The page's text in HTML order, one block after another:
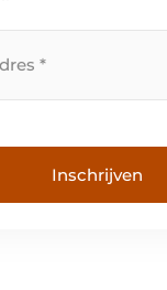
Inschrijven